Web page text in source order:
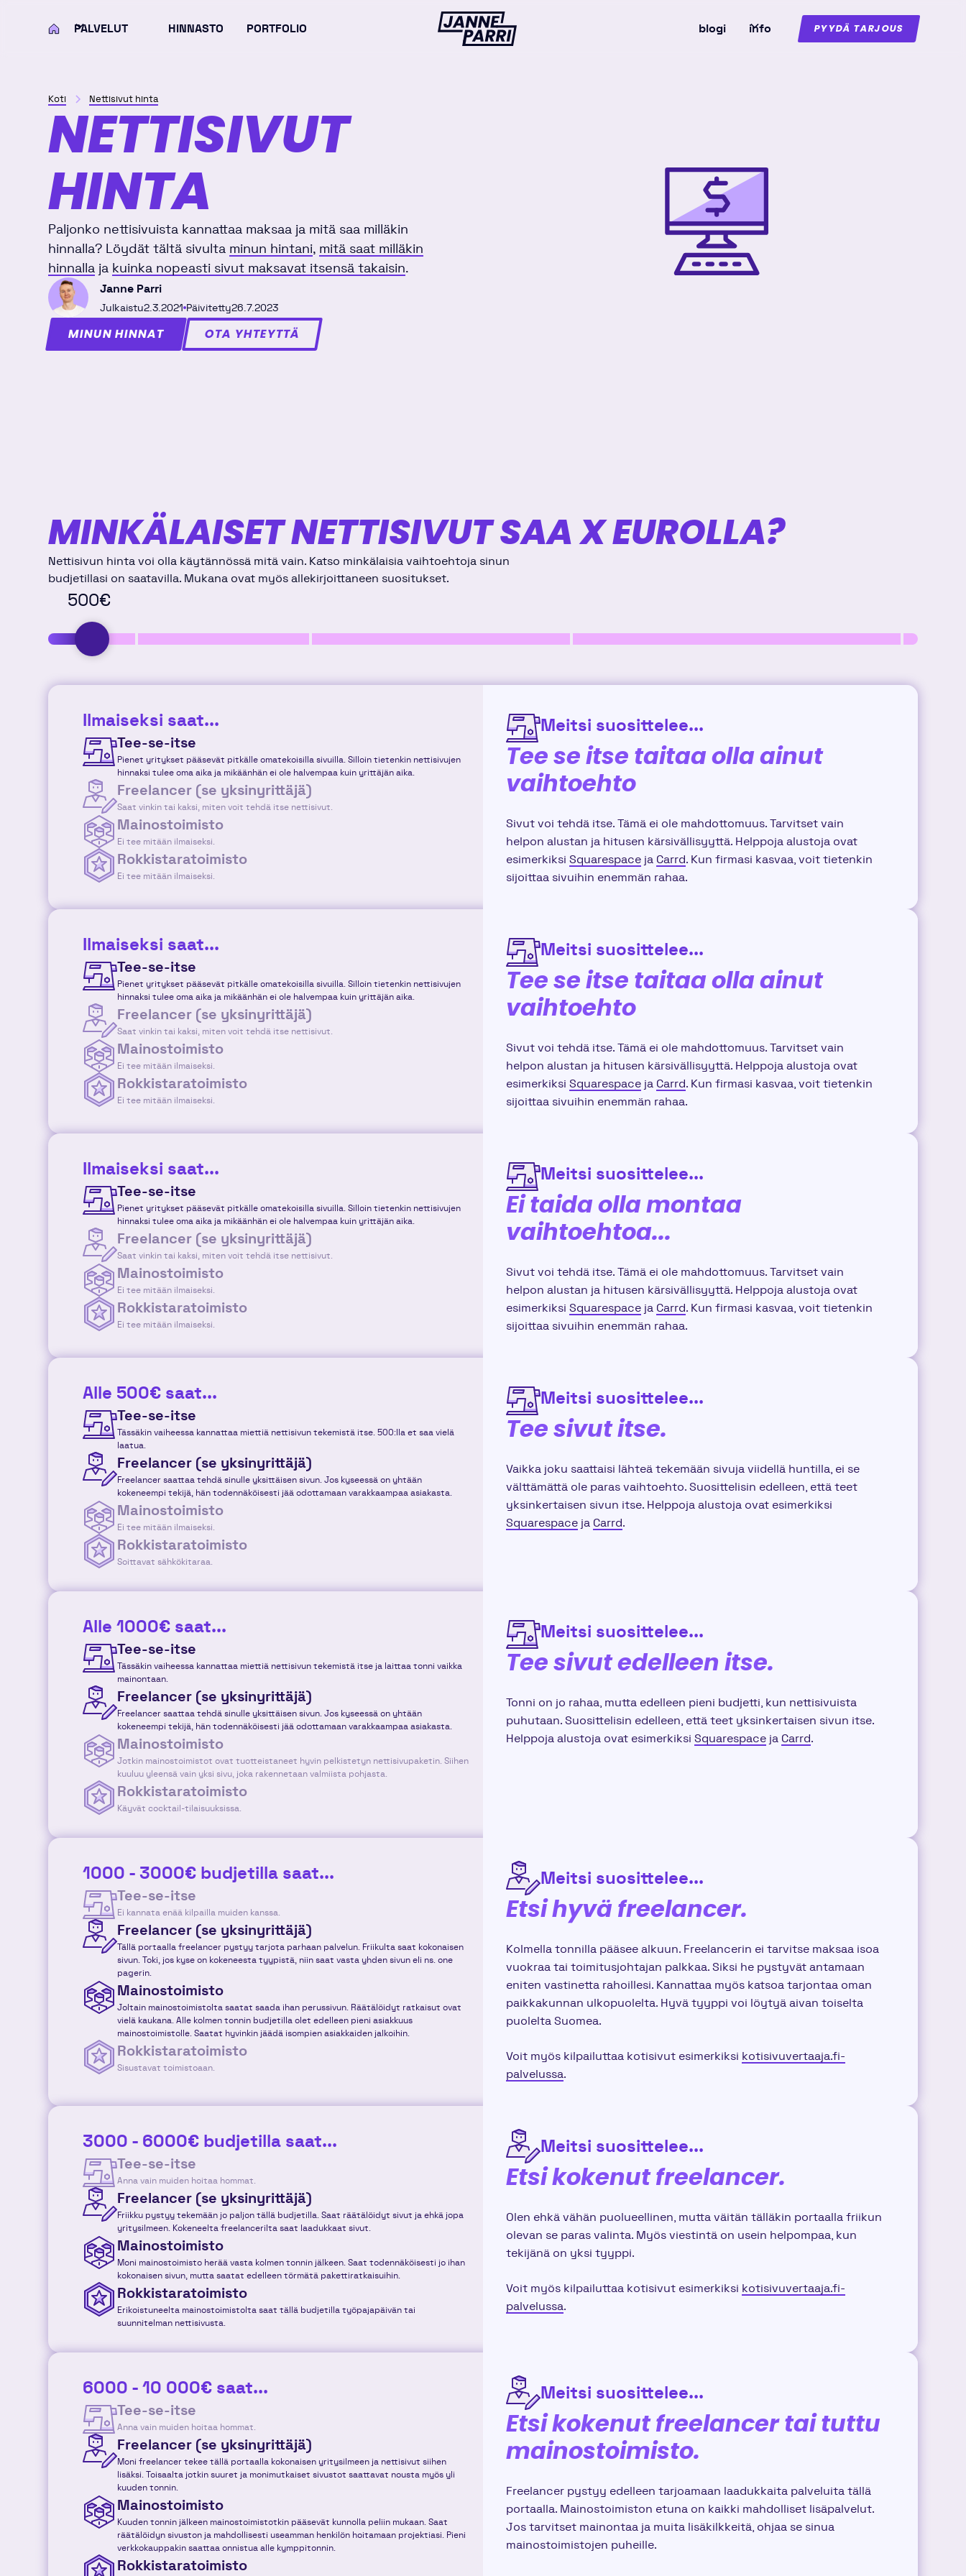
PALVELUT HINNASTO
PORTFOLIO
blogi info PYYDÄ TARJOUS
Koti Nettisivut hinta
NETTISIVUT
HINTA
Paljonko nettisivuista kannattaa maksaa ja mitä saa milläkin
hinnalla? Löydät tältä sivulta minun hintani, mitä saat milläkin
hinnalla ja kuinka nopeasti sivut maksavat itsensä takaisin.
Janne Parri
Julkaistu2.3.2021 Päivitetty26.7.2023
MINUN HINNAT OTA YHTEYTTÄ
MINKÄLAISET NETTISIVUT SAA X EUROLLA?
Nettisivun hinta voi olla käytännössä mitä vain. Katso minkälaisia vaihtoehtoja sinun
budjetillasi on saatavilla. Mukana ovat myös allekirjoittaneen suositukset.
500€
Ilmaiseksi saat...
Tee-se-itse
Pienet yritykset pääsevät pitkälle omatekoisilla sivuilla. Silloin tietenkin nettisivujen
hinnaksi tulee oma aika ja mikäänhän ei ole halvempaa kuin yrittäjän aika.
Freelancer (se yksinyrittäjä)
Saat vinkin tai kaksi, miten voit tehdä itse nettisivut.
Mainostoimisto
Ei tee mitään ilmaiseksi.
Rokkistaratoimisto
Ei tee mitään ilmaiseksi.
Meitsi suosittelee...
Tee se itse taitaa olla ainut
vaihtoehto
Sivut voi tehdä itse. Tämä ei ole mahdottomuus. Tarvitset vain
helpon alustan ja hitusen kärsivällisyyttä. Helppoja alustoja ovat
esimerkiksi Squarespace ja Carrd. Kun firmasi kasvaa, voit tietenkin
sijoittaa sivuihin enemmän rahaa.
Ilmaiseksi saat...
Tee-se-itse
Pienet yritykset pääsevät pitkälle omatekoisilla sivuilla. Silloin tietenkin nettisivujen
hinnaksi tulee oma aika ja mikäänhän ei ole halvempaa kuin yrittäjän aika.
Freelancer (se yksinyrittäjä)
Saat vinkin tai kaksi, miten voit tehdä itse nettisivut.
Mainostoimisto
Ei tee mitään ilmaiseksi.
Rokkistaratoimisto
Ei tee mitään ilmaiseksi.
Meitsi suosittelee...
Tee se itse taitaa olla ainut
vaihtoehto
Sivut voi tehdä itse. Tämä ei ole mahdottomuus. Tarvitset vain
helpon alustan ja hitusen kärsivällisyyttä. Helppoja alustoja ovat
esimerkiksi Squarespace ja Carrd. Kun firmasi kasvaa, voit tietenkin
sijoittaa sivuihin enemmän rahaa.
Ilmaiseksi saat...
Tee-se-itse
Pienet yritykset pääsevät pitkälle omatekoisilla sivuilla. Silloin tietenkin nettisivujen
hinnaksi tulee oma aika ja mikäänhän ei ole halvempaa kuin yrittäjän aika.
Freelancer (se yksinyrittäjä)
Saat vinkin tai kaksi, miten voit tehdä itse nettisivut.
Mainostoimisto
Ei tee mitään ilmaiseksi.
Rokkistaratoimisto
Ei tee mitään ilmaiseksi.
Meitsi suosittelee...
Ei taida olla montaa
vaihtoehtoa...
Sivut voi tehdä itse. Tämä ei ole mahdottomuus. Tarvitset vain
helpon alustan ja hitusen kärsivällisyyttä. Helppoja alustoja ovat
esimerkiksi Squarespace ja Carrd. Kun firmasi kasvaa, voit tietenkin
sijoittaa sivuihin enemmän rahaa.
Alle 500€ saat...
Tee-se-itse
Tässäkin vaiheessa kannattaa miettiä nettisivun tekemistä itse. 500:lla et saa vielä
laatua.
Freelancer (se yksinyrittäjä)
Freelancer saattaa tehdä sinulle yksittäisen sivun. Jos kyseessä on yhtään
kokeneempi tekijä, hän todennäköisesti jää odottamaan varakkaampaa asiakasta.
Mainostoimisto
Ei tee mitään ilmaiseksi.
Rokkistaratoimisto
Soittavat sähkökitaraa.
Meitsi suosittelee...
Tee sivut itse.
Vaikka joku saattaisi lähteä tekemään sivuja viidellä huntilla, ei se
välttämättä ole paras vaihtoehto. Suosittelisin edelleen, että teet
yksinkertaisen sivun itse. Helppoja alustoja ovat esimerkiksi
Squarespace ja Carrd.
Alle 1000€ saat...
Tee-se-itse
Tässäkin vaiheessa kannattaa miettiä nettisivun tekemistä itse ja laittaa tonni vaikka
mainontaan.
Freelancer (se yksinyrittäjä)
Freelancer saattaa tehdä sinulle yksittäisen sivun. Jos kyseessä on yhtään
kokeneempi tekijä, hän todennäköisesti jää odottamaan varakkaampaa asiakasta.
Mainostoimisto
Jotkin mainostoimistot ovat tuotteistaneet hyvin pelkistetyn nettisivupaketin. Siihen
kuuluu yleensä vain yksi sivu, joka rakennetaan valmiista pohjasta.
Rokkistaratoimisto
Käyvät cocktail-tilaisuuksissa.
Meitsi suosittelee...
Tee sivut edelleen itse.
Tonni on jo rahaa, mutta edelleen pieni budjetti, kun nettisivuista
puhutaan. Suosittelisin edelleen, että teet yksinkertaisen sivun itse.
Helppoja alustoja ovat esimerkiksi Squarespace ja Carrd.
1000 - 3000€ budjetilla saat...
Tee-se-itse
Ei kannata enää kilpailla muiden kanssa.
Freelancer (se yksinyrittäjä)
Tällä portaalla freelancer pystyy tarjota parhaan palvelun. Friikulta saat kokonaisen
sivun. Toki, jos kyse on kokeneesta tyypistä, niin saat vasta yhden sivun eli ns. one
pagerin.
Mainostoimisto
Joltain mainostoimistolta saatat saada ihan perussivun. Räätälöidyt ratkaisut ovat
vielä kaukana. Alle kolmen tonnin budjetilla olet edelleen pieni asiakkuus
mainostoimistolle. Saatat hyvinkin jäädä isompien asiakkaiden jalkoihin.
Rokkistaratoimisto
Sisustavat toimistoaan.
Meitsi suosittelee...
Etsi hyvä freelancer.
Kolmella tonnilla pääsee alkuun. Freelancerin ei tarvitse maksaa isoa
vuokraa tai toimitusjohtajan palkkaa. Siksi he pystyvät antamaan
eniten vastinetta rahoillesi. Kannattaa myös katsoa tarjontaa oman
paikkakunnan ulkopuolelta. Hyvä tyyppi voi löytyä aivan toiselta
puolelta Suomea.
Voit myös kilpailuttaa kotisivut esimerkiksi kotisivuvertaaja.fi-
palvelussa.
3000 - 6000€ budjetilla saat...
Tee-se-itse
Anna vain muiden hoitaa hommat.
Freelancer (se yksinyrittäjä)
Friikku pystyy tekemään jo paljon tällä budjetilla. Saat räätälöidyt sivut ja ehkä jopa
yritysilmeen. Kokeneelta freelancerilta saat laadukkaat sivut.
Mainostoimisto
Moni mainostoimisto herää vasta kolmen tonnin jälkeen. Saat todennäköisesti jo ihan
kokonaisen sivun, mutta saatat edelleen törmätä pakettiratkaisuihin.
Rokkistaratoimisto
Erikoistuneelta mainostoimistolta saat tällä budjetilla työpajapäivän tai
suunnitelman nettisivusta.
Meitsi suosittelee...
Etsi kokenut freelancer.
Olen ehkä vähän puolueellinen, mutta väitän tälläkin portaalla friikun
olevan se paras valinta. Myös viestintä on usein helpompaa, kun
tekijänä on yksi tyyppi.
Voit myös kilpailuttaa kotisivut esimerkiksi kotisivuvertaaja.fi-
palvelussa.
6000 - 10 000€ saat...
Tee-se-itse
Anna vain muiden hoitaa hommat.
Freelancer (se yksinyrittäjä)
Moni freelancer tekee tällä portaalla kokonaisen yritysilmeen ja nettisivut siihen
lisäksi. Toisaalta jotkin suuret ja monimutkaiset sivustot saattavat nousta myös yli
kuuden tonnin.
Mainostoimisto
Kuuden tonnin jälkeen mainostoimistotkin pääsevät kunnolla peliin mukaan. Saat
räätälöidyn sivuston ja mahdollisesti useamman henkilön hoitamaan projektiasi. Pieni
verkkokauppakin saattaa onnistua alle kymppitonnin.
Rokkistaratoimisto
Meitsi suosittelee...
Etsi kokenut freelancer tai tuttu
mainostoimisto.
Freelancer pystyy edelleen tarjoamaan laadukkaita palveluita tällä
portaalla. Mainostoimiston etuna on kaikki mahdolliset lisäpalvelut.
Jos tarvitset mainontaa ja muita lisäkilkkeitä, ohjaa se sinua
mainostoimistojen puheille.